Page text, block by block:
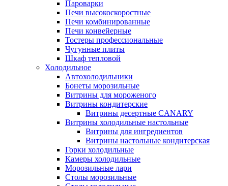
Пароварки
Печи высокоскоростные
Печи комбинированные
Печи конвейерные
Тостеры профессиональные
Чугунные плиты
Шкаф тепловой
Холодильное
Автохолодильники
Бонеты морозильные
Витрины для мороженого
Витрины кондитерские
Витрины десертные CANARY
Витрины холодильные настольные
Витрины для ингредиентов
Витрины настольные кондитерская
Горки холодильные
Камеры холодильные
Морозильные лари
Столы морозильные